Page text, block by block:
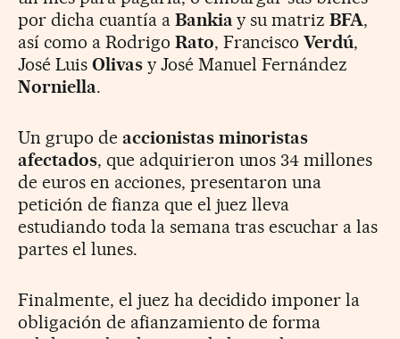
por dicha cuantía a Bankia y su matrizBFA,
así como a Rodrigo Rato, FranciscoVerdú,
José Luis Olivasy José Manuel Fernández
Norniella.
Un grupo de accionistas minoristas
afectados, que adquirieron unos 34 millones
de euros en acciones, presentaron una
petición de fianza que el juez lleva
estudiando toda la semana tras escuchar a las
partes el lunes.
Finalmente, el juez ha decidido imponer la
obligación de afianzamiento de forma